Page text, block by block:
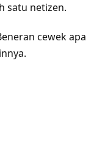
satu netizen.
cewek apa